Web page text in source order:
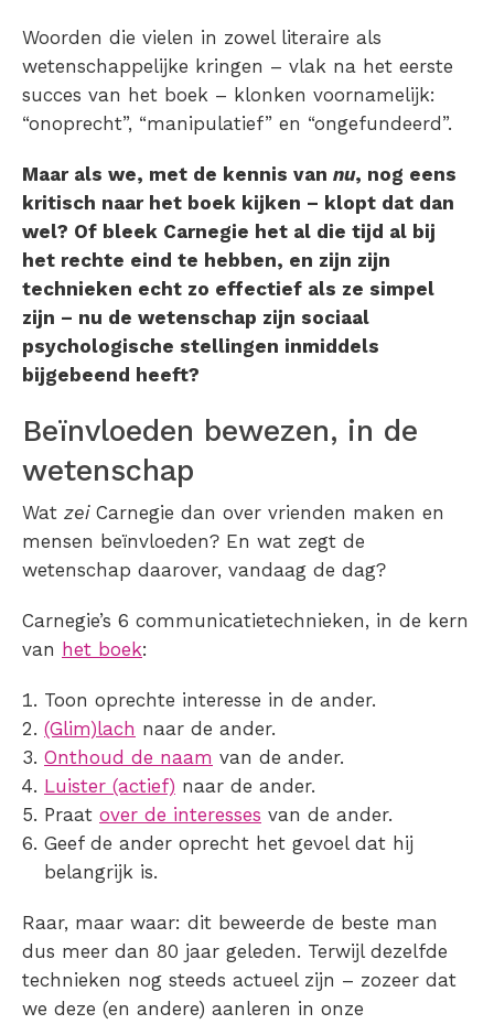
Woorden die vielen in zowel literaire als
wetenschappelijke kringen – vlak na het eerste
succes van het boek – klonken voornamelijk:
“onoprecht”, “manipulatief” en “ongefundeerd”.
Maar als we, met de kennis van nu, nog eens
kritisch naar het boek kijken – klopt dat dan
wel? Of bleek Carnegie het al die tijd al bij
het rechte eind te hebben, en zijn zijn
technieken echt zo effectief als ze simpel
zijn – nu de wetenschap zijn sociaal
psychologische stellingen inmiddels
bijgebeend heeft?
Beïnvloeden bewezen, in de
wetenschap
Wat zei Carnegie dan over vrienden maken en
mensen beïnvloeden? En wat zegt de
wetenschap daarover, vandaag de dag?
Carnegie’s 6 communicatietechnieken, in de kern
van het boek:
Toon oprechte interesse in de ander.
(Glim)lach naar de ander.
Onthoud de naam van de ander.
Luister (actief) naar de ander.
Praat over de interesses van de ander.
Geef de ander oprecht het gevoel dat hij
belangrijk is.
Raar, maar waar: dit beweerde de beste man
dus meer dan 80 jaar geleden. Terwijl dezelfde
technieken nog steeds actueel zijn – zozeer dat
we deze (en andere) aanleren in onze